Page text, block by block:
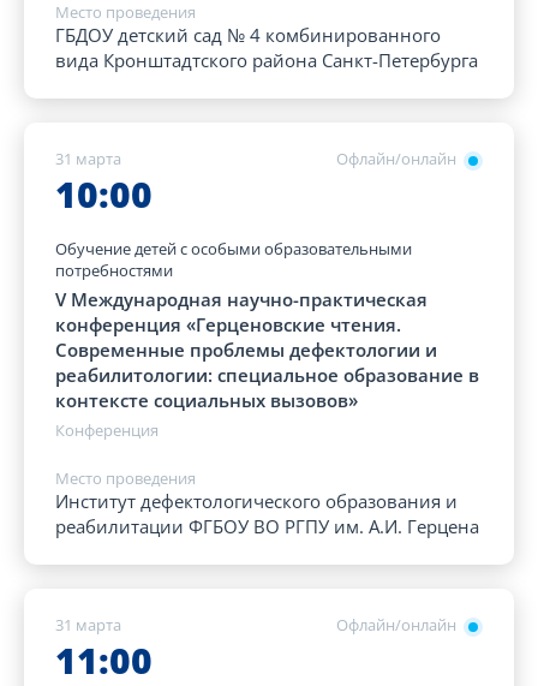
Место проведения
ГБДОУ детский сад № 4 комбинированного
вида Кронштадтского района Санкт-Петербурга
Офлайн/онлайн
31 марта
10:00
Обучение детей с особыми образовательными
потребностями
V Международная научно-практическая
конференция «Герценовские чтения.
Современные проблемы дефектологии и
реабилитологии: специальное образование в
контексте социальных вызовов»
Конференция
Место проведения
Институт дефектологического образования и
реабилитации ФГБОУ ВО РГПУ им. А.И. Герцена
Офлайн/онлайн
31 марта
11:00